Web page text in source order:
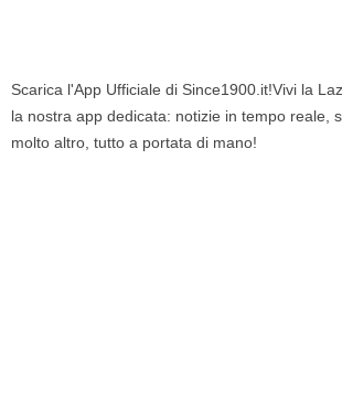
Scarica l'App Ufficiale di Since1900.it!Vivi la
la nostra app dedicata: notizie in tempo reale,
molto altro, tutto a portata di mano!